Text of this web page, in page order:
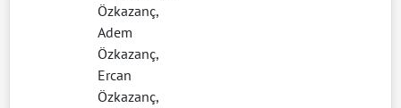
Özkazanç,
Adem
Özkazanç,
Ercan
Özkazanç,